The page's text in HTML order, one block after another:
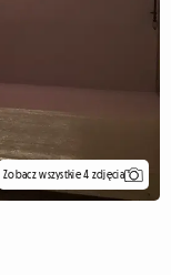
Zobacz wszystkie 4 zdjęcia